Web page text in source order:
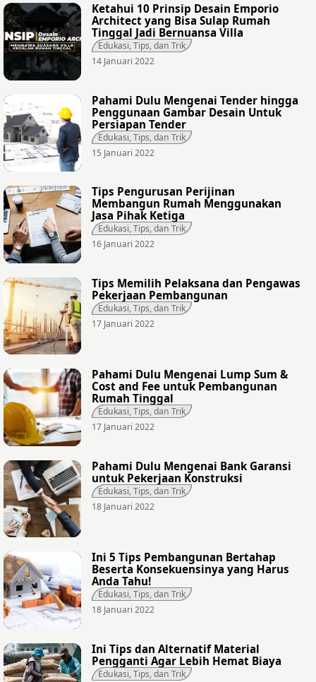
Ketahui 10 Prinsip Desain Emporio
Architect yang Bisa Sulap Rumah
Tinggal Jadi Bernuansa Villa
Edukasi, Tips, dan Trik
14 Januari 2022
Pahami Dulu Mengenai Tender hingga
Penggunaan Gambar Desain Untuk
Persiapan Tender
Edukasi, Tips, dan Trik
15 Januari 2022
Tips Pengurusan Perijinan
Membangun Rumah Menggunakan
Jasa Pihak Ketiga
Edukasi, Tips, dan Trik
16 Januari 2022
Tips Memilih Pelaksana dan Pengawas
Pekerjaan Pembangunan
Edukasi, Tips, dan Trik
17 Januari 2022
Pahami Dulu Mengenai Lump Sum &
Cost and Fee untuk Pembangunan
Rumah Tinggal
Edukasi, Tips, dan Trik
17 Januari 2022
Pahami Dulu Mengenai Bank Garansi
untuk Pekerjaan Konstruksi
Edukasi, Tips, dan Trik
18 Januari 2022
Ini 5 Tips Pembangunan Bertahap
Beserta Konsekuensinya yang Harus
Anda Tahu!
Edukasi, Tips, dan Trik
18 Januari 2022
Ini Tips dan Alternatif Material
Pengganti Agar Lebih Hemat Biaya
Edukasi, Tips, dan Trik